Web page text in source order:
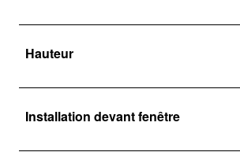
Hauteur
Installation devant fenêtre